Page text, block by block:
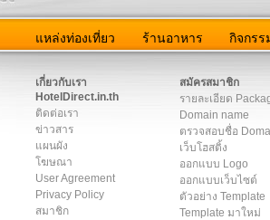
แหล่งท่องเที่ยว ร้านอาหาร กิจกรร
เกี่ยวกับเรา
HotelDirect.in.th
ติดต่อเรา
ข่าวสาร
แผนผัง
โฆษณา
User Agreement
Privacy Policy
สมาชิก
สมัครสมาชิก
รายละเอียด
Domain name
ตรวจสอบชื่อ
เว็บโฮสติ้ง
ออกแบบ Logo
ออกแบบเว็บไซต์
ตัวอย่าง Template
Template มาใหม่